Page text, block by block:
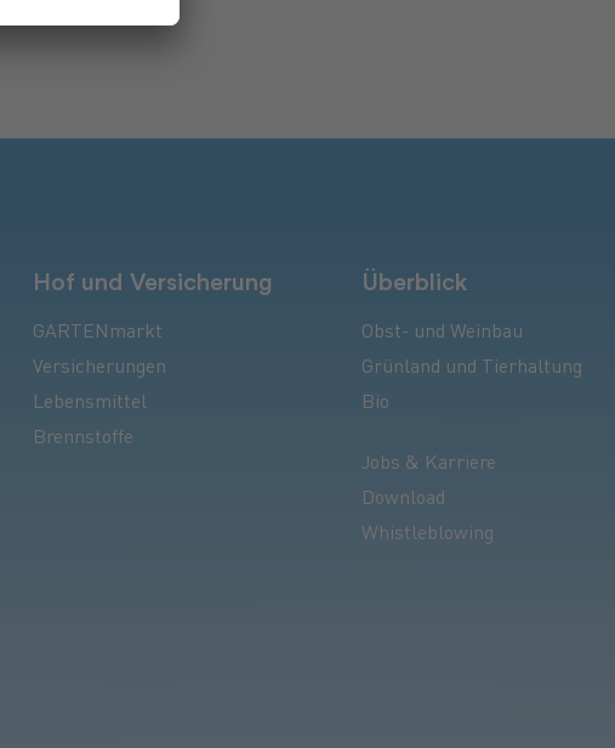
Hof und Versicherung
GARTENmarkt
Versicherungen
Lebensmittel
Brennstoffe
Überblick
Obst- und Weinbau
Grünland und Tierhaltung
Bio
Jobs & Karriere
Download
Whistleblowing